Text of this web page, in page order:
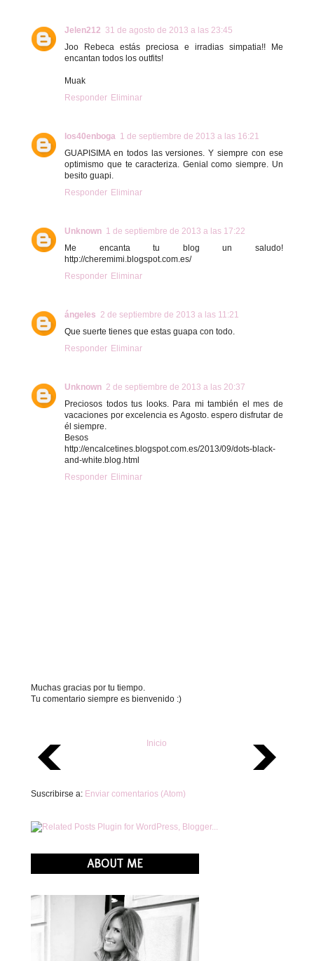
Jelen212 31 de agosto de 2013 a las 23:45
Joo Rebeca estás preciosa e irradias simpatia!! Me
encantan todos los outfits!
Muak
Responder Eliminar
los40enboga 1 de septiembre de 2013 a las 16:21
GUAPISIMA en todos las versiones. Y siempre con ese
optimismo que te caracteriza. Genial como siempre. Un
besito guapi.
Responder Eliminar
Unknown 1 de septiembre de 2013 a las 17:22
Me encanta tu blog un saludo!
http://cheremimi.blogspot.com.es/
Responder Eliminar
ángeles 2 de septiembre de 2013 a las 11:21
Que suerte tienes que estas guapa con todo.
Responder Eliminar
Unknown 2 de septiembre de 2013 a las 20:37
Preciosos todos tus looks. Para mi también el mes de
vacaciones por excelencia es Agosto. espero disfrutar de
él siempre.
Besos
http://encalcetines.blogspot.com.es/2013/09/dots-black-
and-white.blog.html
Responder Eliminar
Muchas gracias por tu tiempo.
Tu comentario siempre es bienvenido :)
Inicio
Suscribirse a: Enviar comentarios (Atom)
ABOUT ME